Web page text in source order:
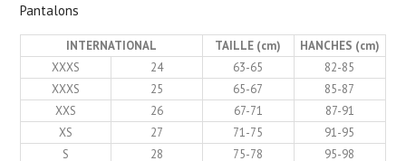
Pantalons
INTERNATIONAL TAILLE (cm)
HANCHES (cm)
XXXS
24 63-65
82-85
XXXS
25 65-67
85-87
XXS
26 67-71
87-91
XS
27 71-75
91-95
S
28 75-78
95-98